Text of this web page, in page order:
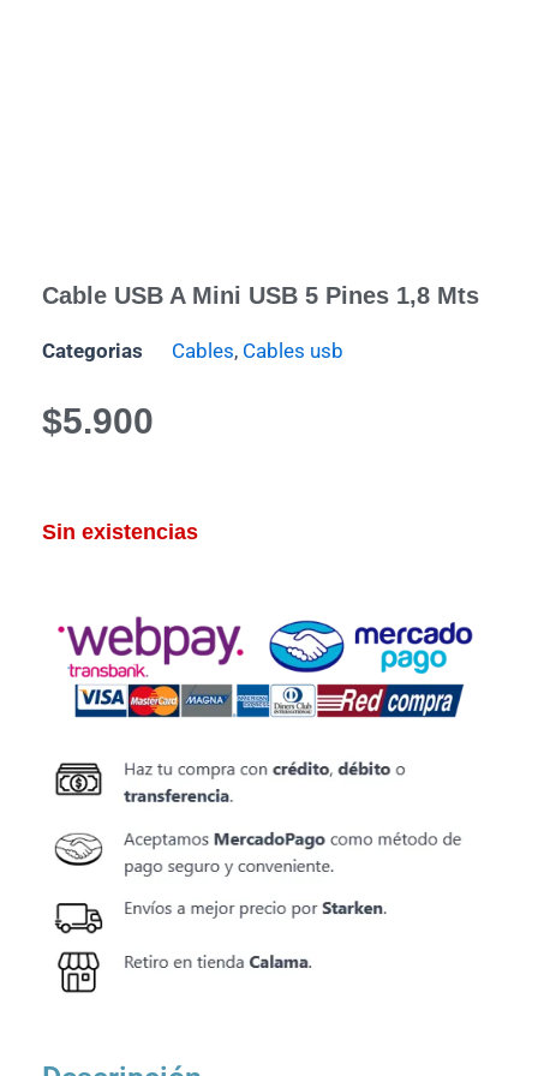
Cable USB A Mini USB 5 Pines 1,8 Mts
Categorias Cables, Cables usb
$5.900
Sin existencias